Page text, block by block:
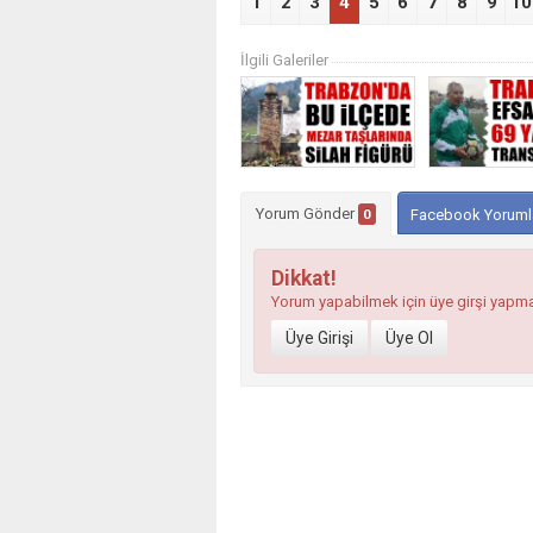
İlgili Galeriler
Yorum Gönder 0 Facebook
Dikkat!
Yorum yapabilmek için üye girşi
Üye Girişi Üye Ol